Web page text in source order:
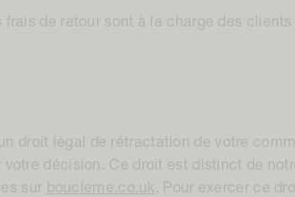
de retour sont à la charge des
droit légal de rétractation de votre
décision. Ce droit est distinct de
sur
boucleme.co.uk. Pour exercer ce